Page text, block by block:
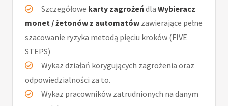
Szczegółowe karty zagrożeńdla Wybieracz
monet / żetonów z automatów zawierające pełne
szacowanie ryzyka metodą pięciu kroków (FIVE
STEPS)
Wykaz działań korygujących zagrożenia oraz
odpowiedzialności za to.
Wykaz pracowników zatrudnionych na danym